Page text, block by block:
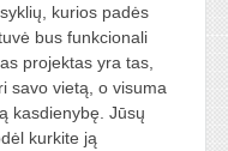
kurios padės
bus funkcionali
projektas yra tas,
savo vietą, o visuma
kasdienybę. Jūsų
kurkite ją